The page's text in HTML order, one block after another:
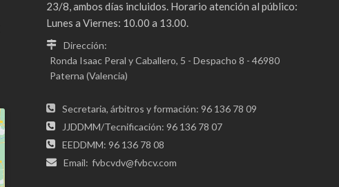
23/8, ambos días incluidos. Horario atención al público:
Lunes a Viernes: 10.00 a 13.00.
Dirección:
Ronda Isaac Peral y Caballero, 5 - Despacho 8 - 46980
Paterna (Valencia)
Secretaria, árbitros y formación: 96 136 78 09
JJDDMM/Tecnificación: 96 136 78 07
EEDDMM: 96 136 78 08
Email: fvbcvdv@fvbcv.com